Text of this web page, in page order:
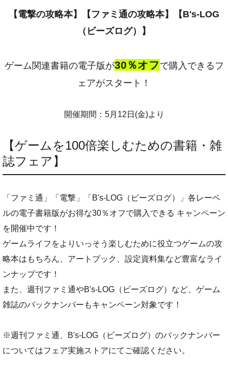
【電撃の攻略本】【ファミ通の攻略本】【B's-LOG
（ビーズログ）】
ゲーム関連書籍の電子版が30％オフ で購入できるフ
ェアがスタート！
開催期間：5月12日(金)より
【ゲームを100倍楽しむための書籍・雑
誌フェア】
「ファミ通」「電撃」「B's-LOG（ビーズログ）」各レーベ
ルの電子書籍版がお得な30％オフで購入できる キャンペーン
を開催中です！
ゲームライフをよりいっそう楽しむために役立つゲームの攻
略本はもちろん、アートブック、設定資料集など豊富なライ
ンナップです！
また、週刊ファミ通やB's-LOG（ビーズログ）など、ゲーム
雑誌のバックナンバーもキャンペーン対象です！
※週刊ファミ通、B's-LOG（ビーズログ）のバックナンバー
についてはフェア実施ストアにてご確認ください。